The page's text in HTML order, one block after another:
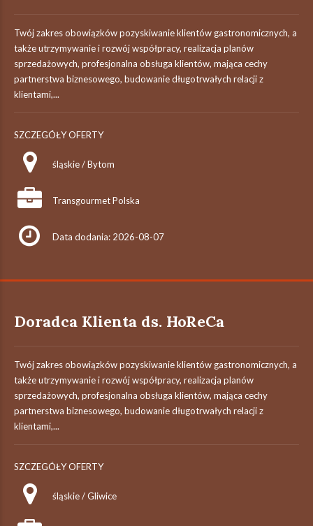
Twój zakres obowiązków pozyskiwanie klientów gastronomicznych, a
także utrzymywanie i rozwój współpracy, realizacja planów
sprzedażowych, profesjonalna obsługa klientów, mająca cechy
partnerstwa biznesowego, budowanie długotrwałych relacji z
klientami,...
SZCZEGÓŁY OFERTY
śląskie / Bytom
Transgourmet Polska
Data dodania: 2026-08-07
Doradca Klienta ds. HoReCa
Twój zakres obowiązków pozyskiwanie klientów gastronomicznych, a
także utrzymywanie i rozwój współpracy, realizacja planów
sprzedażowych, profesjonalna obsługa klientów, mająca cechy
partnerstwa biznesowego, budowanie długotrwałych relacji z
klientami,...
SZCZEGÓŁY OFERTY
śląskie / Gliwice